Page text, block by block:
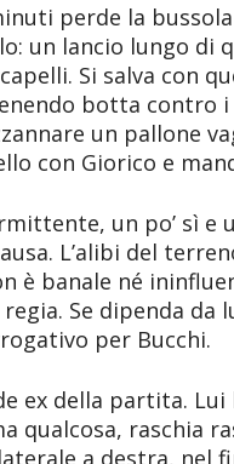
perde la
un lancio lungo di
Si salva con
botta contro
un pallone
con Giorico e
un po’ sì e
L’alibi del
è banale né
Se dipenda da
per Bucchi.
ex della partita.
qualcosa, raschia
a destra, nel